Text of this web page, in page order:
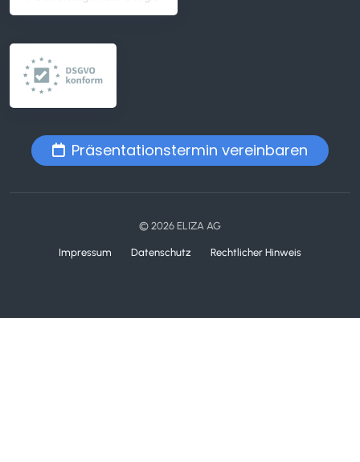
Präsentationstermin vereinbaren
© 2026 ELIZA AG
Impressum Datenschutz Rechtlicher Hinweis